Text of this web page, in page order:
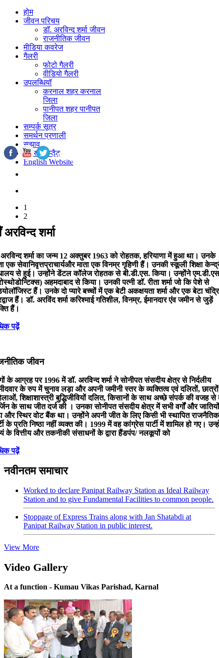
होम
जीवन परिचय
डॉ. अरविन्द शर्मा जीवन
राजनीतिक जीवन
मीडिया कवरेज
गैलरी
फोटो गैलरी
वीडियो गैलरी
उपलब्धियॉ
करनाल शहर करनाल
जिला
पानीपत शहर पानीपत
जिला
सम्पर्क सूत्र
समर्थन प्रणाली
सुझाव
लैटस्ट अप्डैट
English Website
info@darvindsharma.com
1
2
अरविन्द शर्मा
शर्मा का जन्म 12 अक्तुबर 1963 को रोहतक, हरियाणा में हुआ था। उनके
एक सेवानिवृत्तप्राचार्यऔर माता एक विनम्र गृहिणी हैं। उनकी स्कूली शिक्षा
से हुई। उन्होंने डेंटल कॉलेज रोहतक से बी.डी.एस. किया। उन्होंने
अहमदाबाद से किया। उनकी पत्नी डॉ. रीता शर्मा जो कि पेशे से
हैं। उनके दो प्यारे बच्चों में एक बेटी अकक्षयता शर्मा और एक बेटा
हैं। डॉ. अरविंद शर्मा करिश्माई गतिशील, विनम्र, ईमानदार एंव जमीन से जुड़ें
हैं।
पढ़ें
जीवन
के आग्रह पर 1996 में डॉ. अरविन्द शर्मा ने सोनीपत संसदीय क्षेत्र से निर्दलीय
के रुप में चुनाव लड़ा और अपनी जमीनी स्तर के व्यक्तित्व एवं दलितों,
शिक्षाशास्त्री बुद्धिजीवियों दलित, किसानों के साथ अच्छे संपर्क की वजह से
के साथ जीत दर्ज की । उनका सोनीपत संसदीय क्षेत्र में सभी वर्गों और
और स्थिर वोट बैंक था। उन्होंने अपनी जीत के लिए किसी भी स्थापित राजनैतिक
के प्रति निष्ठा नहीं व्यक्त की। 1999 में वह कांग्रेस पार्टी में शामिल हो गए।
के वित्तीय और तकनीकी संसाधनों के द्वारा हैंडपंप/ नलकूपों को
पढ़ें
नवीनतम समाचार
Worked to declare Panipat Railway Station as Ideal Railway
Station and to give Fundamental Facilities to common people.
Stoppage of Express Trains along with Jan Shatabdi at
Panipat Railway Station in public interest.
View More
Video Gallery
At a function - Kumau Vikas Parishad, Karnal